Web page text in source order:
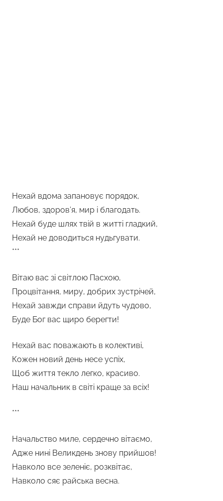
Нехай вдома запановує порядок,
Любов, здоров’я, мир і благодать.
Нехай буде шлях твій в житті гладкий,
Нехай не доводиться нудьгувати.
***
Вітаю вас зі світлою Пасхою,
Процвітання, миру, добрих зустрічей,
Нехай завжди справи йдуть чудово,
Буде Бог вас щиро берегти!
Нехай вас поважають в колективі,
Кожен новий день несе успіх,
Щоб життя текло легко, красиво.
Наш начальник в світі краще за всіх!
***
Начальство миле, сердечно вітаємо,
Адже нині Великдень знову прийшов!
Навколо все зеленіє, розквітає,
Навколо сяє райська весна.